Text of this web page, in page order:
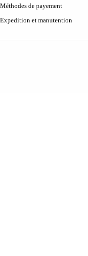
Méthodes de payement
Expedition et manutention